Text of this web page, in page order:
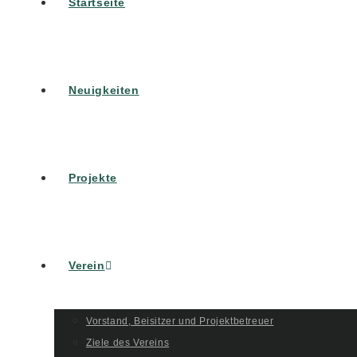
Neuigkeiten
Projekte
Verein
Vorstand, Beisitzer und Projektbetreuer
Ziele des Vereins